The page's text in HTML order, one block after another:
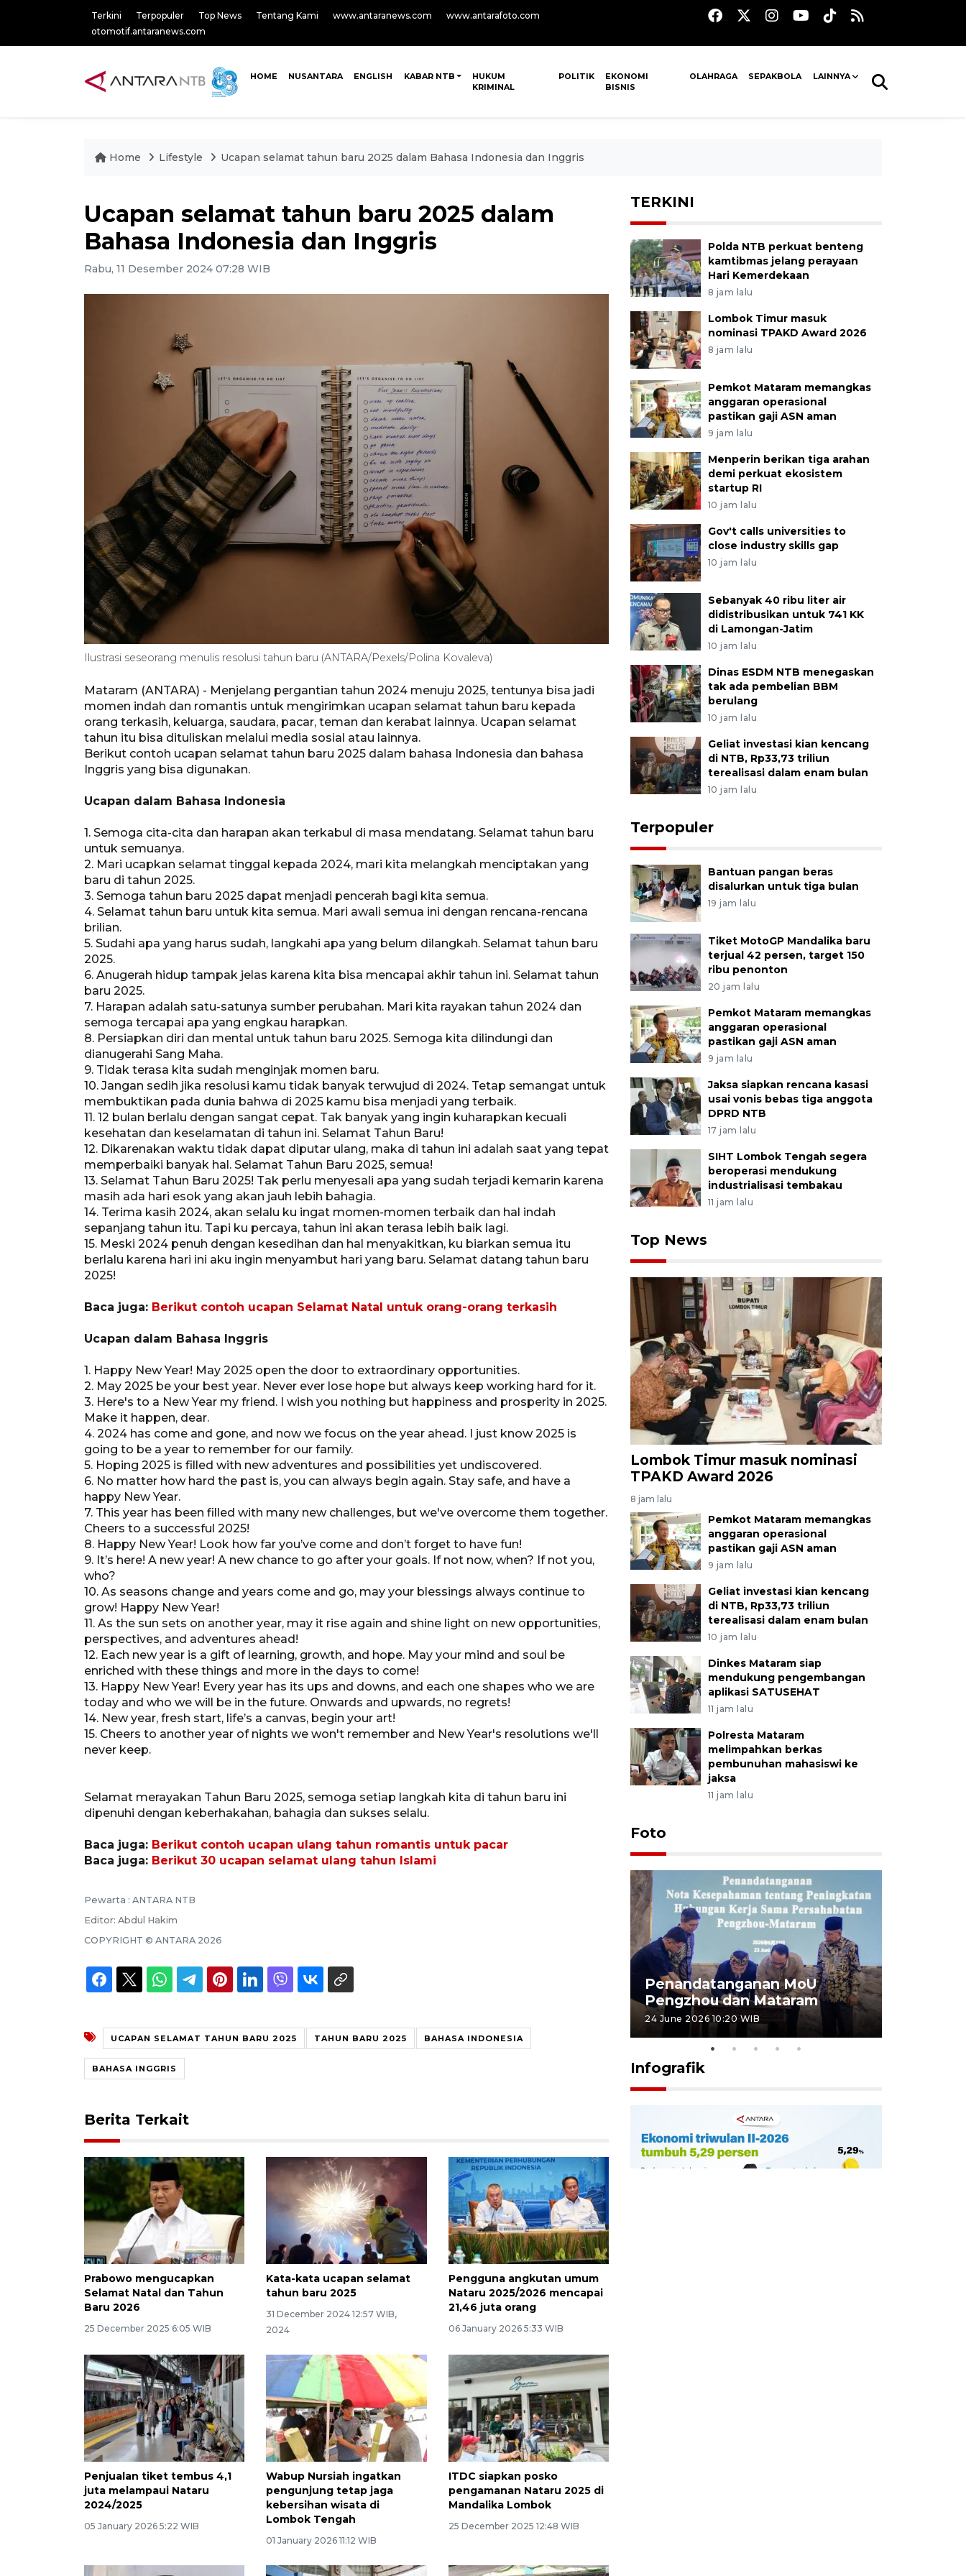
Terkini Terpopuler Top News Tentang Kami www.antaranews.com
www.antarafoto.com
otomotif.antaranews.com
HOME NUSANTARA ENGLISH KABAR NTB
HUKUM
KRIMINAL
POLITIK
EKONOMI
BISNIS
OLAHRAGA SEPAKBOLA LAINNYA
Home Lifestyle Ucapan selamat tahun baru 2025 dalam Bahasa Indonesia dan Inggris
Ucapan selamat tahun baru 2025 dalam
Bahasa Indonesia dan Inggris
Rabu, 11 Desember 2024 07:28 WIB
Ilustrasi seseorang menulis resolusi tahun baru (ANTARA/Pexels/Polina Kovaleva)
Mataram (ANTARA) - Menjelang pergantian tahun 2024 menuju 2025, tentunya bisa jadi
momen indah dan romantis untuk mengirimkan ucapan selamat tahun baru kepada
orang terkasih, keluarga, saudara, pacar, teman dan kerabat lainnya. Ucapan selamat
tahun itu bisa dituliskan melalui media sosial atau lainnya.
Berikut contoh ucapan selamat tahun baru 2025 dalam bahasa Indonesia dan bahasa
Inggris yang bisa digunakan.
Ucapan dalam Bahasa Indonesia
1. Semoga cita-cita dan harapan akan terkabul di masa mendatang. Selamat tahun baru
untuk semuanya.
2. Mari ucapkan selamat tinggal kepada 2024, mari kita melangkah menciptakan yang
baru di tahun 2025.
3. Semoga tahun baru 2025 dapat menjadi pencerah bagi kita semua.
4. Selamat tahun baru untuk kita semua. Mari awali semua ini dengan rencana-rencana
brilian.
5. Sudahi apa yang harus sudah, langkahi apa yang belum dilangkah. Selamat tahun baru
2025.
6. Anugerah hidup tampak jelas karena kita bisa mencapai akhir tahun ini. Selamat tahun
baru 2025.
7. Harapan adalah satu-satunya sumber perubahan. Mari kita rayakan tahun 2024 dan
semoga tercapai apa yang engkau harapkan.
8. Persiapkan diri dan mental untuk tahun baru 2025. Semoga kita dilindungi dan
dianugerahi Sang Maha.
9. Tidak terasa kita sudah menginjak momen baru.
10. Jangan sedih jika resolusi kamu tidak banyak terwujud di 2024. Tetap semangat untuk
membuktikan pada dunia bahwa di 2025 kamu bisa menjadi yang terbaik.
11. 12 bulan berlalu dengan sangat cepat. Tak banyak yang ingin kuharapkan kecuali
kesehatan dan keselamatan di tahun ini. Selamat Tahun Baru!
12. Dikarenakan waktu tidak dapat diputar ulang, maka di tahun ini adalah saat yang tepat
memperbaiki banyak hal. Selamat Tahun Baru 2025, semua!
13. Selamat Tahun Baru 2025! Tak perlu menyesali apa yang sudah terjadi kemarin karena
masih ada hari esok yang akan jauh lebih bahagia.
14. Terima kasih 2024, akan selalu ku ingat momen-momen terbaik dan hal indah
sepanjang tahun itu. Tapi ku percaya, tahun ini akan terasa lebih baik lagi.
15. Meski 2024 penuh dengan kesedihan dan hal menyakitkan, ku biarkan semua itu
berlalu karena hari ini aku ingin menyambut hari yang baru. Selamat datang tahun baru
2025!
Baca juga: Berikut contoh ucapan Selamat Natal untuk orang-orang terkasih
Ucapan dalam Bahasa Inggris
1. Happy New Year! May 2025 open the door to extraordinary opportunities.
2. May 2025 be your best year. Never ever lose hope but always keep working hard for it.
3. Here's to a New Year my friend. I wish you nothing but happiness and prosperity in 2025.
Make it happen, dear.
4. 2024 has come and gone, and now we focus on the year ahead. I just know 2025 is
going to be a year to remember for our family.
5. Hoping 2025 is filled with new adventures and possibilities yet undiscovered.
6. No matter how hard the past is, you can always begin again. Stay safe, and have a
happy New Year.
7. This year has been filled with many new challenges, but we've overcome them together.
Cheers to a successful 2025!
8. Happy New Year! Look how far you’ve come and don’t forget to have fun!
9. It’s here! A new year! A new chance to go after your goals. If not now, when? If not you,
who?
10. As seasons change and years come and go, may your blessings always continue to
grow! Happy New Year!
11. As the sun sets on another year, may it rise again and shine light on new opportunities,
perspectives, and adventures ahead!
12. Each new year is a gift of learning, growth, and hope. May your mind and soul be
enriched with these things and more in the days to come!
13. Happy New Year! Every year has its ups and downs, and each one shapes who we are
today and who we will be in the future. Onwards and upwards, no regrets!
14. New year, fresh start, life’s a canvas, begin your art!
15. Cheers to another year of nights we won't remember and New Year's resolutions we'll
never keep.
Selamat merayakan Tahun Baru 2025, semoga setiap langkah kita di tahun baru ini
dipenuhi dengan keberhakahan, bahagia dan sukses selalu.
Baca juga: Berikut contoh ucapan ulang tahun romantis untuk pacar
Baca juga: Berikut 30 ucapan selamat ulang tahun Islami
Pewarta : ANTARA NTB
Editor: Abdul Hakim
COPYRIGHT © ANTARA 2026
UCAPAN SELAMAT TAHUN BARU 2025 TAHUN BARU 2025 BAHASA INDONESIA
BAHASA INGGRIS
Berita Terkait
Prabowo mengucapkan
Selamat Natal dan Tahun
Baru 2026
25 December 2025 6:05 WIB
Kata-kata ucapan selamat
tahun baru 2025
31 December 2024 12:57 WIB,
2024
Pengguna angkutan umum
Nataru 2025/2026 mencapai
21,46 juta orang
06 January 2026 5:33 WIB
Penjualan tiket tembus 4,1
juta melampaui Nataru
2024/2025
05 January 2026 5:22 WIB
Wabup Nursiah ingatkan
pengunjung tetap jaga
kebersihan wisata di
Lombok Tengah
01 January 2026 11:12 WIB
ITDC siapkan posko
pengamanan Nataru 2025 di
Mandalika Lombok
25 December 2025 12:48 WIB
TERKINI
Polda NTB perkuat benteng
kamtibmas jelang perayaan
Hari Kemerdekaan
8 jam lalu
Lombok Timur masuk
nominasi TPAKD Award 2026
8 jam lalu
Pemkot Mataram memangkas
anggaran operasional
pastikan gaji ASN aman
9 jam lalu
Menperin berikan tiga arahan
demi perkuat ekosistem
startup RI
10 jam lalu
Gov't calls universities to
close industry skills gap
10 jam lalu
Sebanyak 40 ribu liter air
didistribusikan untuk 741 KK
di Lamongan-Jatim
10 jam lalu
Dinas ESDM NTB menegaskan
tak ada pembelian BBM
berulang
10 jam lalu
Geliat investasi kian kencang
di NTB, Rp33,73 triliun
terealisasi dalam enam bulan
10 jam lalu
Terpopuler
Bantuan pangan beras
disalurkan untuk tiga bulan
19 jam lalu
Tiket MotoGP Mandalika baru
terjual 42 persen, target 150
ribu penonton
20 jam lalu
Pemkot Mataram memangkas
anggaran operasional
pastikan gaji ASN aman
9 jam lalu
Jaksa siapkan rencana kasasi
usai vonis bebas tiga anggota
DPRD NTB
17 jam lalu
SIHT Lombok Tengah segera
beroperasi mendukung
industrialisasi tembakau
11 jam lalu
Top News
Lombok Timur masuk nominasi
TPAKD Award 2026
8 jam lalu
Pemkot Mataram memangkas
anggaran operasional
pastikan gaji ASN aman
9 jam lalu
Geliat investasi kian kencang
di NTB, Rp33,73 triliun
terealisasi dalam enam bulan
10 jam lalu
Dinkes Mataram siap
mendukung pengembangan
aplikasi SATUSEHAT
11 jam lalu
Polresta Mataram
melimpahkan berkas
pembunuhan mahasiswi ke
jaksa
11 jam lalu
Foto
Penandatanganan MoU
Pengzhou dan Mataram
24 June 2026 10:20 WIB
Infografik
Memberantas kejahatan